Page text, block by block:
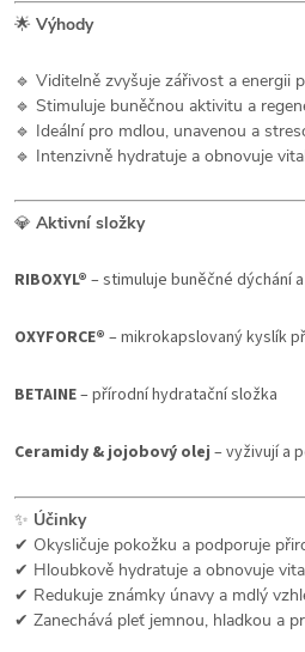
🌟 Výhody
🔹 Viditelně zvyšuje zářivost a energii
🔹 Stimuluje buněčnou aktivitu a
🔹 Ideální pro mdlou, unavenou a
🔹 Intenzivně hydratuje a obnovuje
💎 Aktivní složky
RIBOXYL® – stimuluje buněčné dýchání
OXYFORCE® – mikrokapslovaný kyslík
BETAINE– přírodní hydratační složka
Ceramidy & jojobový olej – vyživují a
✨ Účinky
✔ Okysličuje pokožku a podporuje
✔ Hloubkově hydratuje a obnovuje
✔ Redukuje známky únavy a mdlý
✔ Zanechává pleť jemnou, hladkou a